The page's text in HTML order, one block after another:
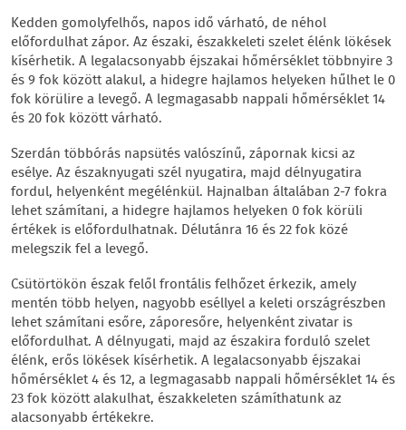
Kedden gomolyfelhős, napos idő várható, de néhol
előfordulhat zápor. Az északi, északkeleti szelet élénk lökések
kísérhetik. A legalacsonyabb éjszakai hőmérséklet többnyire 3
és 9 fok között alakul, a hidegre hajlamos helyeken hűlhet le 0
fok körülire a levegő. A legmagasabb nappali hőmérséklet 14
és 20 fok között várható.
Szerdán többórás napsütés valószínű, zápornak kicsi az
esélye. Az északnyugati szél nyugatira, majd délnyugatira
fordul, helyenként megélénkül. Hajnalban általában 2-7 fokra
lehet számítani, a hidegre hajlamos helyeken 0 fok körüli
értékek is előfordulhatnak. Délutánra 16 és 22 fok közé
melegszik fel a levegő.
Csütörtökön észak felől frontális felhőzet érkezik, amely
mentén több helyen, nagyobb eséllyel a keleti országrészben
lehet számítani esőre, záporesőre, helyenként zivatar is
előfordulhat. A délnyugati, majd az északira forduló szelet
élénk, erős lökések kísérhetik. A legalacsonyabb éjszakai
hőmérséklet 4 és 12, a legmagasabb nappali hőmérséklet 14 és
23 fok között alakulhat, északkeleten számíthatunk az
alacsonyabb értékekre.